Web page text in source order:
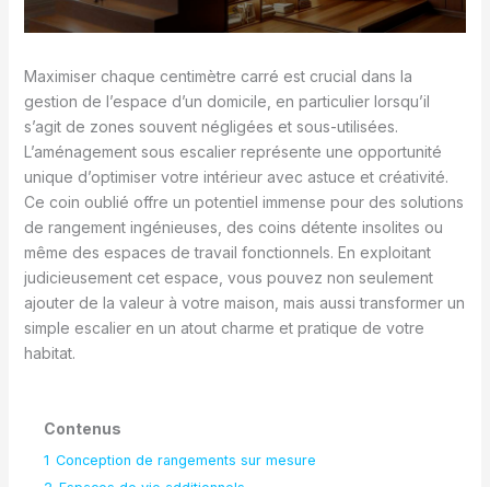
Maximiser chaque centimètre carré est crucial dans la
gestion de l’espace d’un domicile, en particulier lorsqu’il
s’agit de zones souvent négligées et sous-utilisées.
L’aménagement sous escalier représente une opportunité
unique d’optimiser votre intérieur avec astuce et créativité.
Ce coin oublié offre un potentiel immense pour des solutions
de rangement ingénieuses, des coins détente insolites ou
même des espaces de travail fonctionnels. En exploitant
judicieusement cet espace, vous pouvez non seulement
ajouter de la valeur à votre maison, mais aussi transformer un
simple escalier en un atout charme et pratique de votre
habitat.
Contenus
1 Conception de rangements sur mesure